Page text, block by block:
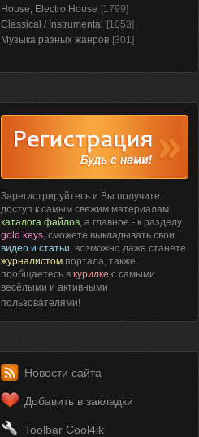
House, Electro House [1799]
Classical / Instrumental
[1053]
Музыка разных жанров [301]
Зарегистрируйтесь и Вы получите
доступ к самым свежим материалам
каталога файлов, а главное - к разделу
gold keys, сможете выкладывать свои
видео и статьи, возможно даже станете
журналистом портала, также
пообщаетесь в курилке с самыми
весёлыми и активными
пользователями!
Новости сайта
Добавить в закладки
Toolbar Cool4ik